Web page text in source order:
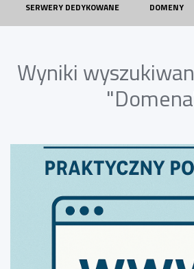
SERWERY DEDYKOWANE DOMENY
Wyniki